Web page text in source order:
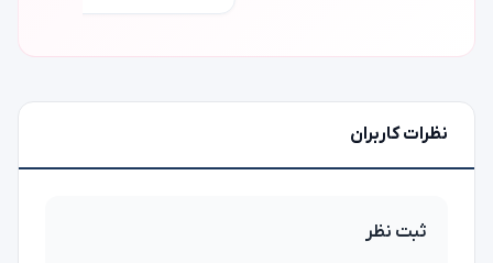
نظرات کاربران
ثبت نظر